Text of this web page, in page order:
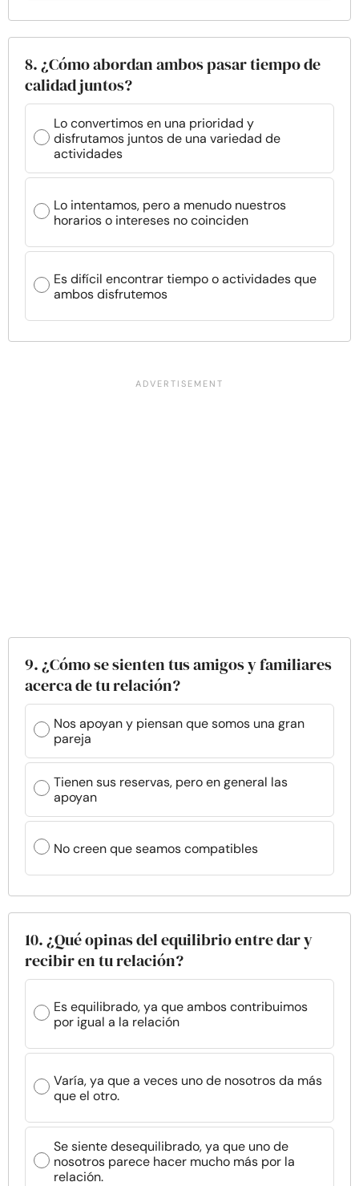
8. ¿Cómo abordan ambos pasar tiempo de
calidad juntos?
Lo convertimos en una prioridad y
disfrutamos juntos de una variedad de
actividades
Lo intentamos, pero a menudo nuestros
horarios o intereses no coinciden
Es difícil encontrar tiempo o actividades que
ambos disfrutemos
9. ¿Cómo se sienten tus amigos y familiares
acerca de tu relación?
Nos apoyan y piensan que somos una gran
pareja
Tienen sus reservas, pero en general las
apoyan
No creen que seamos compatibles
10. ¿Qué opinas del equilibrio entre dar y
recibir en tu relación?
Es equilibrado, ya que ambos contribuimos
por igual a la relación
Varía, ya que a veces uno de nosotros da más
que el otro.
Se siente desequilibrado, ya que uno de
nosotros parece hacer mucho más por la
relación.